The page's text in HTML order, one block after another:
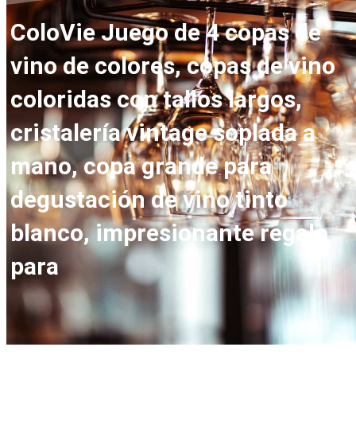
ColoVie Juego de 4 copas de
vino de colores, copas de vino
coloridas con tallos largos,
cristalería vintage soplada a
mano, copa grande para
degustación de vino tinto
blanco, impresionante regalo
para